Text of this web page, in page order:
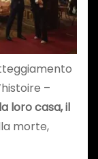
–
loro casa, il
morte,